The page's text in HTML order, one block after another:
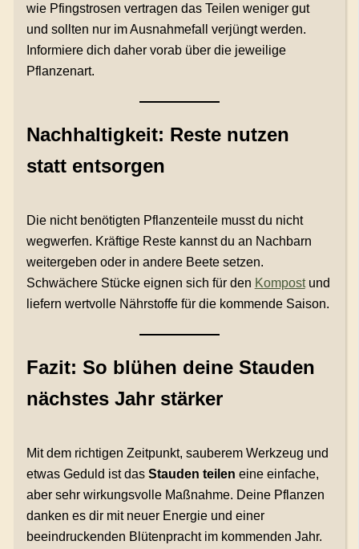
wie Pfingstrosen vertragen das Teilen weniger gut
und sollten nur im Ausnahmefall verjüngt werden.
Informiere dich daher vorab über die jeweilige
Pflanzenart.
Nachhaltigkeit: Reste nutzen
statt entsorgen
Die nicht benötigten Pflanzenteile musst du nicht
wegwerfen. Kräftige Reste kannst du an Nachbarn
weitergeben oder in andere Beete setzen.
Schwächere Stücke eignen sich für den Kompostund
liefern wertvolle Nährstoffe für die kommende Saison.
Fazit: So blühen deine Stauden
nächstes Jahr stärker
Mit dem richtigen Zeitpunkt, sauberem Werkzeug und
etwas Geduld ist das Stauden teilen eine einfache,
aber sehr wirkungsvolle Maßnahme. Deine Pflanzen
danken es dir mit neuer Energie und einer
beeindruckenden Blütenpracht im kommenden Jahr.